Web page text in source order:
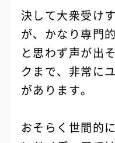
決して大衆受け
が、かなり専門
と思わず声が出
クまで、非常に
があります。
おそらく世間的